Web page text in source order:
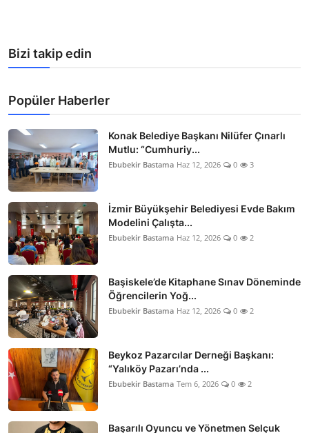
Bizi takip edin
Popüler Haberler
Konak Belediye Başkanı Nilüfer Çınarlı
Mutlu: “Cumhuriy...
Ebubekir Bastama Haz 12, 2026 0 3
İzmir Büyükşehir Belediyesi Evde Bakım
Modelini Çalışta...
Ebubekir Bastama Haz 12, 2026 0 2
Başiskele’de Kitaphane Sınav Döneminde
Öğrencilerin Yoğ...
Ebubekir Bastama Haz 12, 2026 0 2
Beykoz Pazarcılar Derneği Başkanı:
“Yalıköy Pazarı’nda ...
Ebubekir Bastama Tem 6, 2026 0 2
Başarılı Oyuncu ve Yönetmen Selçuk